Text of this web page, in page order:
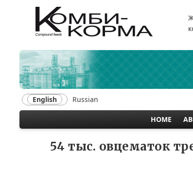
English Russian
HOME
54 тыс. овцематок